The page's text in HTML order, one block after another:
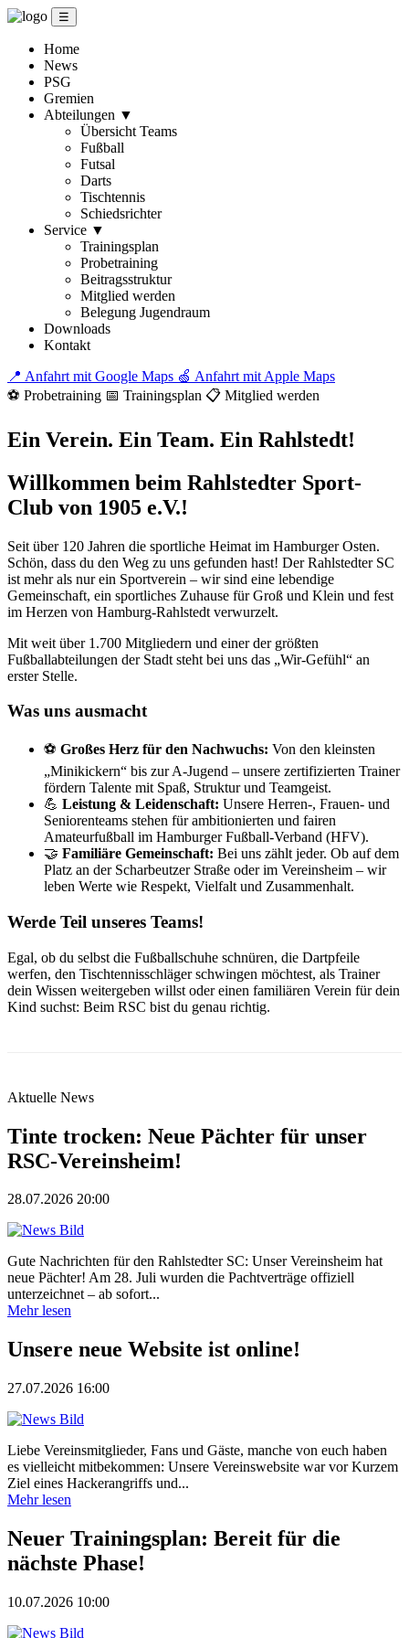
☰
Home
News
PSG
Gremien
Abteilungen ▼
Übersicht Teams
Fußball
Futsal
Darts
Tischtennis
Schiedsrichter
Service ▼
Trainingsplan
Probetraining
Beitragsstruktur
Mitglied werden
Belegung Jugendraum
Downloads
Kontakt
📍 Anfahrt mit Google Maps 🍏 Anfahrt mit Apple Maps
⚽ Probetraining 📅 Trainingsplan 📋 Mitglied werden
Ein Verein. Ein Team. Ein Rahlstedt!
Willkommen beim Rahlstedter Sport-
Club von 1905 e.V.!
Seit über 120 Jahren die sportliche Heimat im Hamburger Osten.
Schön, dass du den Weg zu uns gefunden hast! Der Rahlstedter SC
ist mehr als nur ein Sportverein – wir sind eine lebendige
Gemeinschaft, ein sportliches Zuhause für Groß und Klein und fest
im Herzen von Hamburg-Rahlstedt verwurzelt.
Mit weit über 1.700 Mitgliedern und einer der größten
Fußballabteilungen der Stadt steht bei uns das „Wir-Gefühl“ an
erster Stelle.
Was uns ausmacht
⚽ Großes Herz für den Nachwuchs: Von den kleinsten
„Minikickern“ bis zur A-Jugend – unsere zertifizierten Trainer
fördern Talente mit Spaß, Struktur und Teamgeist.
💪 Leistung & Leidenschaft: Unsere Herren-, Frauen- und
Seniorenteams stehen für ambitionierten und fairen
Amateurfußball im Hamburger Fußball-Verband (HFV).
🤝 Familiäre Gemeinschaft: Bei uns zählt jeder. Ob auf dem
Platz an der Scharbeutzer Straße oder im Vereinsheim – wir
leben Werte wie Respekt, Vielfalt und Zusammenhalt.
Werde Teil unseres Teams!
Egal, ob du selbst die Fußballschuhe schnüren, die Dartpfeile
werfen, den Tischtennisschläger schwingen möchtest, als Trainer
dein Wissen weitergeben willst oder einen familiären Verein für dein
Kind suchst: Beim RSC bist du genau richtig.
Aktuelle News
Tinte trocken: Neue Pächter für unser
RSC-Vereinsheim!
28.07.2026 20:00
Gute Nachrichten für den Rahlstedter SC: Unser Vereinsheim hat
neue Pächter! Am 28. Juli wurden die Pachtverträge offiziell
unterzeichnet – ab sofort...
Mehr lesen
Unsere neue Website ist online!
27.07.2026 16:00
Liebe Vereinsmitglieder, Fans und Gäste, manche von euch haben
es vielleicht mitbekommen: Unsere Vereinswebsite war vor Kurzem
Ziel eines Hackerangriffs und...
Mehr lesen
Neuer Trainingsplan: Bereit für die
nächste Phase!
10.07.2026 10:00